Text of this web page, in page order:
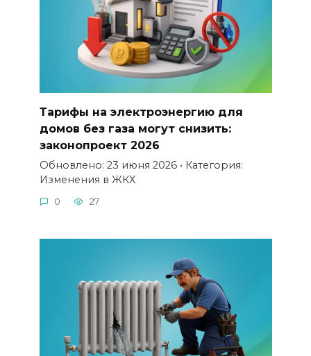
Тарифы на электроэнергию для
домов без газа могут снизить:
законопроект 2026
Обновлено: 23 июня 2026 • Категория:
Изменения в ЖКХ
0 27